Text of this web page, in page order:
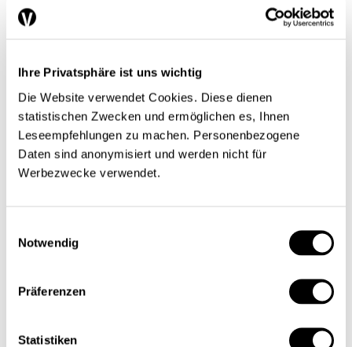
Ihre Privatsphäre ist uns wichtig
Die Website verwendet Cookies. Diese dienen
statistischen Zwecken und ermöglichen es, Ihnen
Leseempfehlungen zu machen. Personenbezogene
Daten sind anonymisiert und werden nicht für
Werbezwecke verwendet.
Notwendig
Präferenzen
Statistiken
während der Ausbildung kommt eine
bedeutende Rolle zu. Erwachsene benötigen
Ausbildungswahl. Gerade bildungsferne
Personen sind auch auf ein Lerncoaching
angewiesen.
Finanzierungshilfen –
Auszubildende im Erwachsenenalter ist es
Lebenshaltungskosten decken kann. Sind die